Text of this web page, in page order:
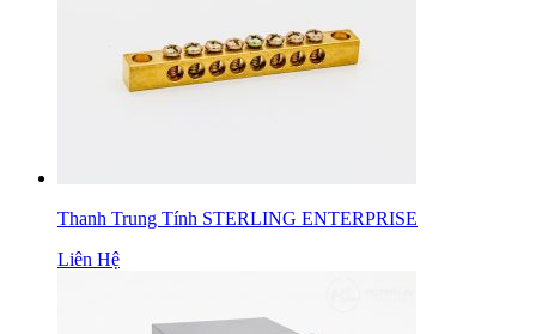
Thanh Trung Tính STERLING ENTERPRISE
Liên Hệ